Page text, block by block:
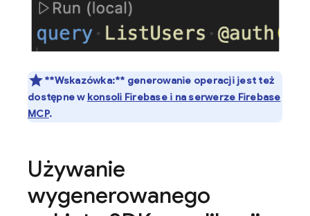
**Wskazówka:** generowanie operacji jest też
dostępne w konsoli Firebase i na serwerze Firebase
MCP.
Używanie
wygenerowanego